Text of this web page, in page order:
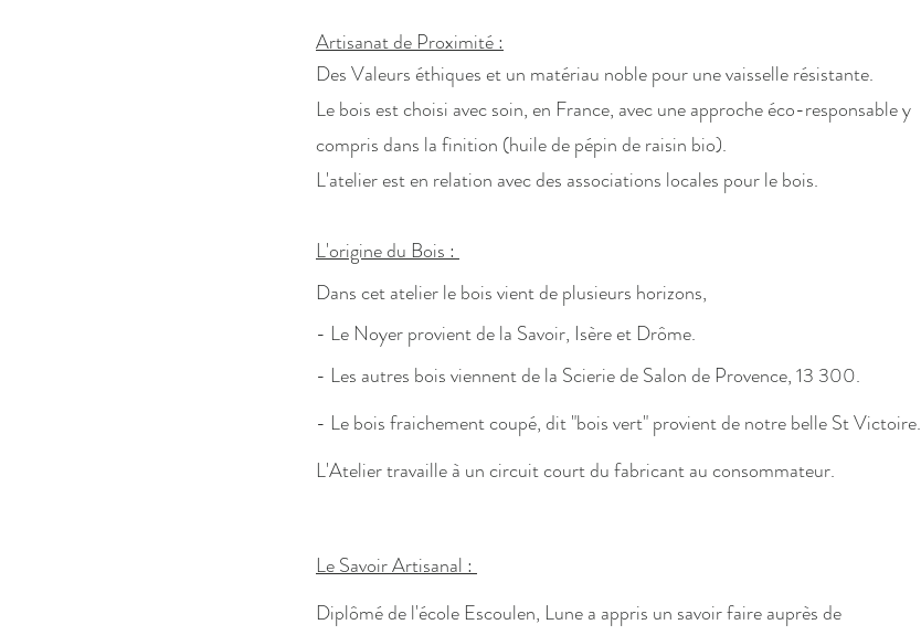
Artisanat de Proximité :
Des Valeurs éthiques et un matériau noble pour une vaisselle résistante.
Le bois est choisi avec soin, en France, avec une approche éco-responsable y
compris dans la finition (huile de pépin de raisin bio).
L'atelier est en relation avec des associations locales pour le bois.
L'origine du Bois :
Dans cet atelier le bois vient de plusieurs horizons,
- Le Noyer provient de la Savoir, Isère et Drôme.
- Les autres bois viennent de la Scierie de Salon de Provence, 13 300.
- Le bois fraichement coupé, dit "bois vert" provient de notre belle St Victoire.
L'Atelier travaille à un circuit court du fabricant au consommateur.
Le Savoir Artisanal :
Diplômé de l'école Escoulen, Lune a appris un savoir faire auprès de